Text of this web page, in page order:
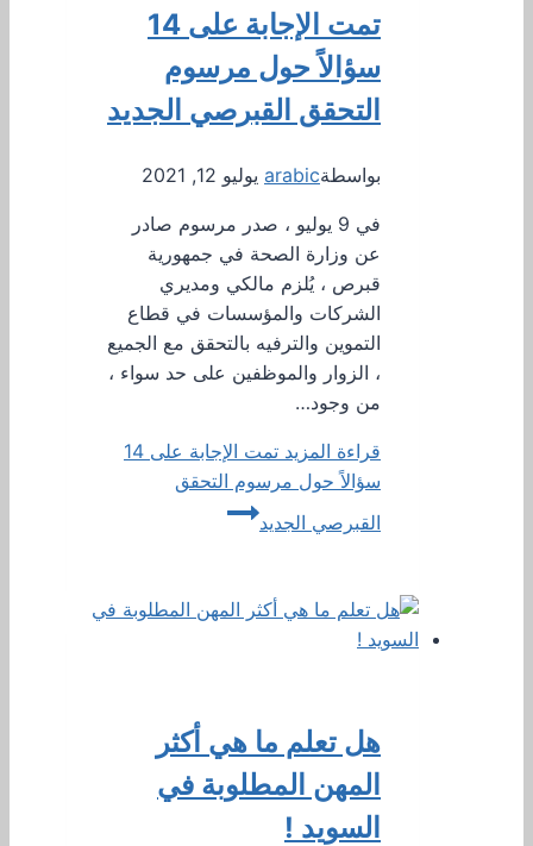
تمت الإجابة على 14
سؤالاً حول مرسوم
التحقق القبرصي الجديد
بواسطةarabic يوليو 12, 2021
في 9 يوليو ، صدر مرسوم صادر
عن وزارة الصحة في جمهورية
قبرص ، يُلزم مالكي ومديري
الشركات والمؤسسات في قطاع
التموين والترفيه بالتحقق مع الجميع
، الزوار والموظفين على حد سواء ،
من وجود…
قراءة المزيد
تمت الإجابة على 14
سؤالاً حول مرسوم التحقق
القبرصي الجديد
هل تعلم ما هي أكثر
المهن المطلوبة في
السويد !